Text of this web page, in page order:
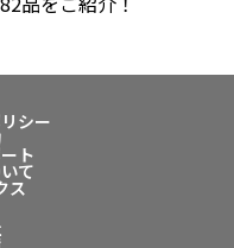
シー
ト
て
ス